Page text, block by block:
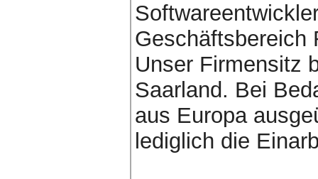
Geschäftsbereich
Unser Firmensitz
Saarland. Bei
aus Europa
lediglich die